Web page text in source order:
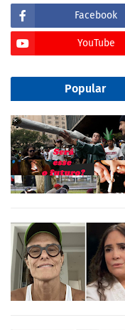
Facebook
YouTube
Popular